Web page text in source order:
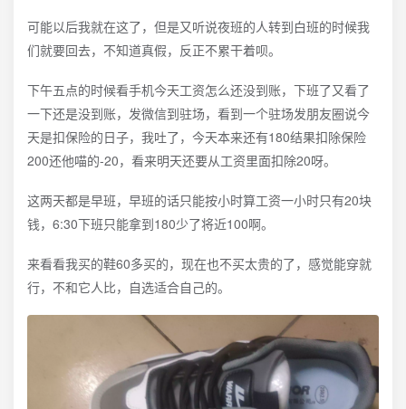
可能以后我就在这了，但是又听说夜班的人转到白班的时候我
们就要回去，不知道真假，反正不累干着呗。
下午五点的时候看手机今天工资怎么还没到账，下班了又看了
一下还是没到账，发微信到驻场，看到一个驻场发朋友圈说今
天是扣保险的日子，我吐了，今天本来还有180结果扣除保险
200还他喵的-20，看来明天还要从工资里面扣除20呀。
这两天都是早班，早班的话只能按小时算工资一小时只有20块
钱，6:30下班只能拿到180少了将近100啊。
来看看我买的鞋60多买的，现在也不买太贵的了，感觉能穿就
行，不和它人比，自选适合自己的。